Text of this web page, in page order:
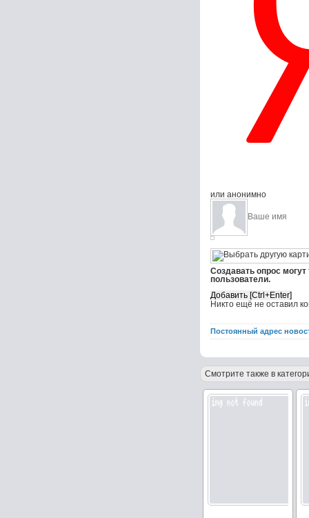
или анонимно
Создавать опрос
пользователи.
Никто ещё не оставил
Постоянный адрес
Смотрите также в